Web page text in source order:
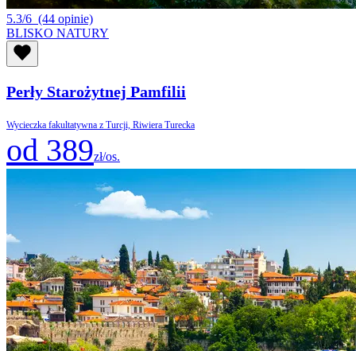
5.3/6 (44 opinie)
BLISKO NATURY
Perły Starożytnej Pamfilii
Wycieczka fakultatywna z Turcji, Riwiera Turecka
od 389zł/os.